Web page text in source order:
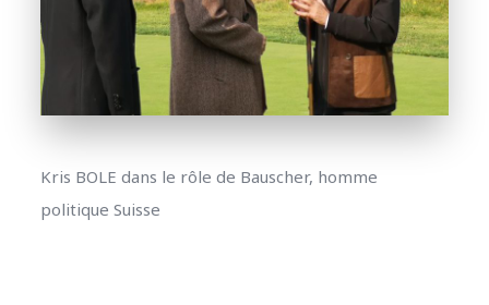
Kris BOLE dans le rôle de Bauscher, homme
politique Suisse